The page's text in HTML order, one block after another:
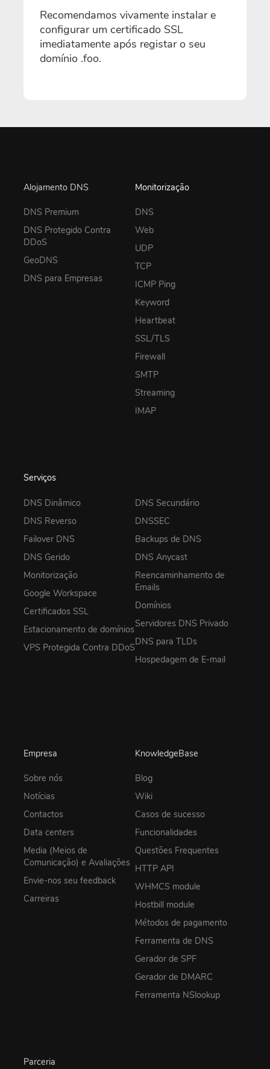
Recomendamos vivamente instalar e
configurar um certificado SSL
imediatamente após registar o seu
domínio .foo.
Alojamento DNS
DNS Premium
DNS Protegido Contra
DDoS
GeoDNS
DNS para Empresas
Monitorização
DNS
Web
UDP
TCP
ICMP Ping
Keyword
Heartbeat
SSL/TLS
Firewall
SMTP
Streaming
IMAP
Serviços
DNS Dinâmico
DNS Reverso
Failover DNS
DNS Gerido
Monitorização
Google Workspace
Certificados SSL
Estacionamento de domínios
VPS Protegida Contra DDoS
DNS Secundário
DNSSEC
Backups de DNS
DNS Anycast
Reencaminhamento de
Emails
Domínios
Servidores DNS Privado
DNS para TLDs
Hospedagem de E-mail
Empresa
Sobre nós
Notícias
Contactos
Data centers
Media (Meios de
Comunicação) e Avaliações
Envie-nos seu feedback
Carreiras
KnowledgeBase
Blog
Wiki
Casos de sucesso
Funcionalidades
Questões Frequentes
HTTP API
WHMCS module
Hostbill module
Métodos de pagamento
Ferramenta de DNS
Gerador de SPF
Gerador de DMARC
Ferramenta NSlookup
Parceria